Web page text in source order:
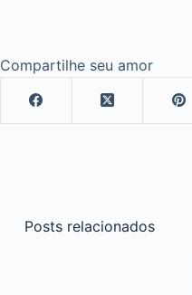
Compartilhe seu amor
Posts relacionados